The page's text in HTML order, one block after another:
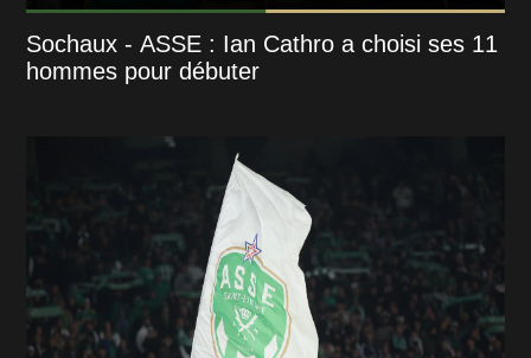
Sochaux - ASSE : Ian Cathro a choisi ses 11
hommes pour débuter